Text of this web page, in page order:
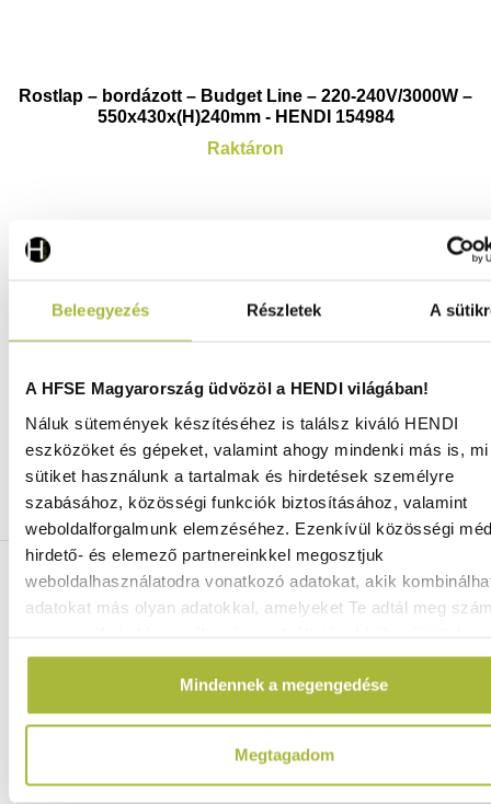
Beleegyezés Részletek A
A HFSE Magyarország üdvözöl a HENDI világában!
Náluk sütemények készítéséhez is találsz kiváló HENDI
eszközöket és gépeket, valamint ahogy mindenki más is,
sütiket használunk a tartalmak és hirdetések személyre
szabásához, közösségi funkciók biztosításához, valamint
weboldalforgalmunk elemzéséhez. Ezenkívül közösségi
hirdető- és elemező partnereinkkel megosztjuk
weboldalhasználatodra vonatkozó adatokat, akik
adatokat más olyan adatokkal, amelyeket Te adtál meg
Mindennek a megengedése
Megtagadom
Rostlap – bordázott – Budget Line – 220-240V/3000W –
550x430x(H)240mm - HENDI 154984
Raktáron
Ingyenes szállítás 25 000 Ft felett
Szállítás akár 1 munkanapon belül
Mindig a legkedvezőbb HENDI árak
Több mint 2000 termék raktáron
ELÉRHETŐSÉGEINK
info@hfse.hu